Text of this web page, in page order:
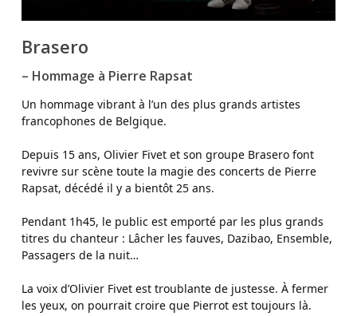
Brasero
– Hommage à Pierre Rapsat
Un hommage vibrant à l’un des plus grands artistes
francophones de Belgique.
Depuis 15 ans, Olivier Fivet et son groupe Brasero font
revivre sur scène toute la magie des concerts de Pierre
Rapsat, décédé il y a bientôt 25 ans.
Pendant 1h45, le public est emporté par les plus grands
titres du chanteur : Lâcher les fauves, Dazibao, Ensemble,
Passagers de la nuit…
La voix d’Olivier Fivet est troublante de justesse. À fermer
les yeux, on pourrait croire que Pierrot est toujours là.